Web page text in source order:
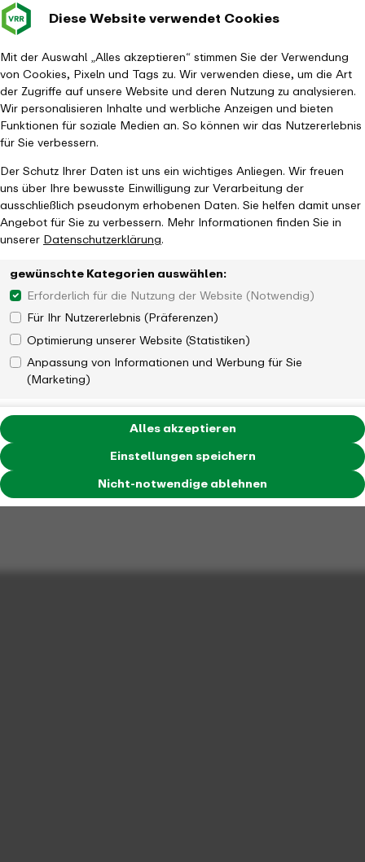
Diese Website verwendet Cookies
Mit der Auswahl „Alles akzeptieren“ stimmen Sie der Verwendung
von Cookies, Pixeln und Tags zu. Wir verwenden diese, um die Art
der Zugriffe auf unsere Website und deren Nutzung zu analysieren.
Wir personalisieren Inhalte und werbliche Anzeigen und bieten
Funktionen für soziale Medien an. So können wir das Nutzererlebnis
für Sie verbessern.
Der Schutz Ihrer Daten ist uns ein wichtiges Anliegen. Wir freuen
uns über Ihre bewusste Einwilligung zur Verarbeitung der
ausschließlich pseudonym erhobenen Daten. Sie helfen damit unser
Angebot für Sie zu verbessern. Mehr Informationen finden Sie in
unsererDatenschutzerklärung.
gewünschte Kategorien auswählen:
Erforderlich für die Nutzung der Website (Notwendig)
Für Ihr Nutzererlebnis (Präferenzen)
Optimierung unserer Website (Statistiken)
Anpassung von Informationen und Werbung für Sie
(Marketing)
Einstellungen speichern
Nicht-notwendige ablehnen
Alles akzeptieren
Verkehrsverbund Baustellen im
Leichte
Startseite Aktuelles Newsroom VRR-Bilanz 2020